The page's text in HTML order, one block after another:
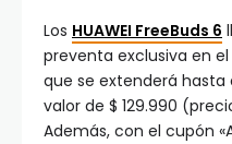
Los HUAWEI FreeBuds 6
preventa exclusiva en
que se extenderá
valor de $ 129.990
Además, con el cupón